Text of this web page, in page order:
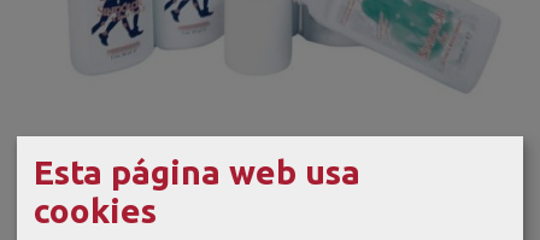
SinDólor Gel 6 x60ml. Pack Combinado
Esta página web usa
cookies